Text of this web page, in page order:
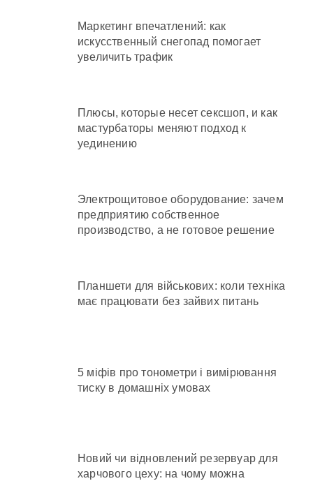
Маркетинг впечатлений: как
искусственный снегопад помогает
увеличить трафик
Плюсы, которые несет сексшоп, и как
мастурбаторы меняют подход к
уединению
Электрощитовое оборудование: зачем
предприятию собственное
производство, а не готовое решение
Планшети для військових: коли техніка
має працювати без зайвих питань
5 міфів про тонометри і вимірювання
тиску в домашніх умовах
Новий чи відновлений резервуар для
харчового цеху: на чому можна